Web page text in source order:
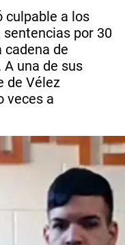
culpable a los
por 30
cadena de
A una de sus
de Vélez
veces a